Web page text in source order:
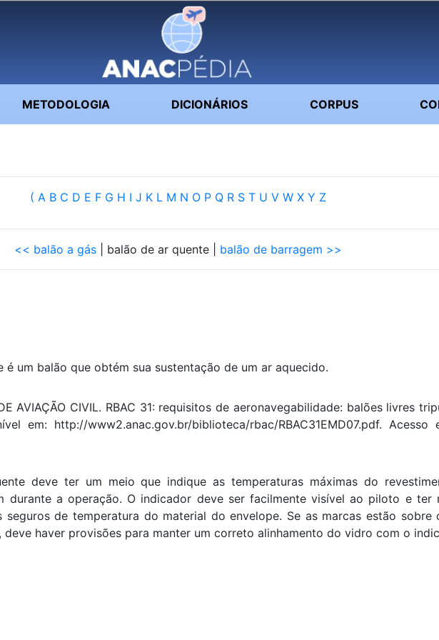
METODOLOGIA DICIONÁRIOS CORPUS
( A B C D E F G H I J K L M N O P Q R S T U V W X Y Z
<< balão a gás| balão de ar quente | balão de barragem >>
é um balão que obtém sua sustentação de um ar aquecido.
AVIAÇÃO CIVIL. RBAC 31: requisitos de aeronavegabilidade: balões livres
em: http://www2.anac.gov.br/biblioteca/rbac/RBAC31EMD07.pdf. Acesso
deve ter um meio que indique as temperaturas máximas do
durante a operação. O indicador deve ser facilmente visível ao piloto e ter
seguros de temperatura do material do envelope. Se as marcas estão sobre
haver provisões para manter um correto alinhamento do vidro com o